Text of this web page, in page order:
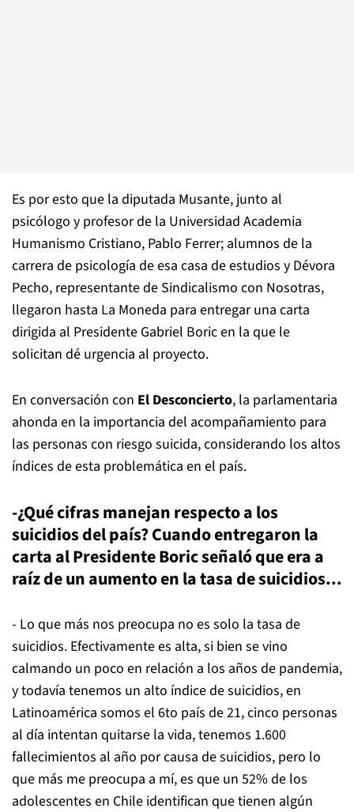
Es por esto que la diputada Musante, junto al
psicólogo y profesor de la Universidad Academia
Humanismo Cristiano, Pablo Ferrer; alumnos de la
carrera de psicología de esa casa de estudios y Dévora
Pecho, representante de Sindicalismo con Nosotras,
llegaron hasta La Moneda para entregar una carta
dirigida al Presidente Gabriel Boric en la que le
solicitan dé urgencia al proyecto.
En conversación con El Desconcierto, la parlamentaria
ahonda en la importancia del acompañamiento para
las personas con riesgo suicida, considerando los altos
índices de esta problemática en el país.
-¿Qué cifras manejan respecto a los
suicidios del país? Cuando entregaron la
carta al Presidente Boric señaló que era a
raíz de un aumento en la tasa de suicidios...
- Lo que más nos preocupa no es solo la tasa de
suicidios. Efectivamente es alta, si bien se vino
calmando un poco en relación a los años de pandemia,
y todavía tenemos un alto índice de suicidios, en
Latinoamérica somos el 6to país de 21, cinco personas
al día intentan quitarse la vida, tenemos 1.600
fallecimientos al año por causa de suicidios, pero lo
que más me preocupa a mí, es que un 52% de los
adolescentes en Chile identifican que tienen algún